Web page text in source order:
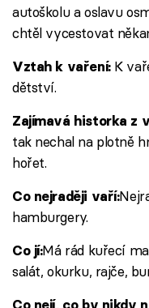
autoškolu a oslavu
chtěl vycestovat
Vztah k vaření:K
dětství.
Zajímavá historka z
tak nechal na plotně
hořet.
Co nejraději vaří:
hamburgery.
Co jí:Má rád kuřecí
salát, okurku, rajče,
Co nejí, co by nikdy